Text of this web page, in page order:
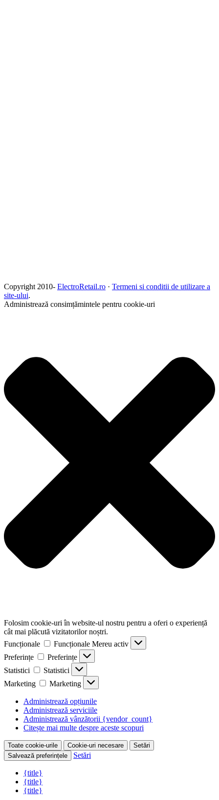
Copyright 2010- ElectroRetail.ro · Termeni si conditii de utilizare a
site-ului.
Administrează consimțămintele pentru cookie-uri
Folosim cookie-uri în website-ul nostru pentru a oferi o experiență
cât mai plăcută vizitatorilor noștri.
Funcționale
Funcționale Mereu activ
Preferințe
Preferințe
Statistici
Statistici
Marketing
Marketing
Administrează opțiunile
Administrează serviciile
Administrează vânzătorii {vendor_count}
Citește mai multe despre aceste scopuri
Toate cookie-urile Cookie-uri necesare
Setări
Salvează preferințele
Setări
{title}
{title}
{title}